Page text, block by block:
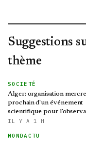
Suggestions
thème
SOCIETÉ
Alger: organisation
prochain d'un événement
scientifique pour
de l'éclipse solaire partielle
IL Y A 1 H
MONDACTU